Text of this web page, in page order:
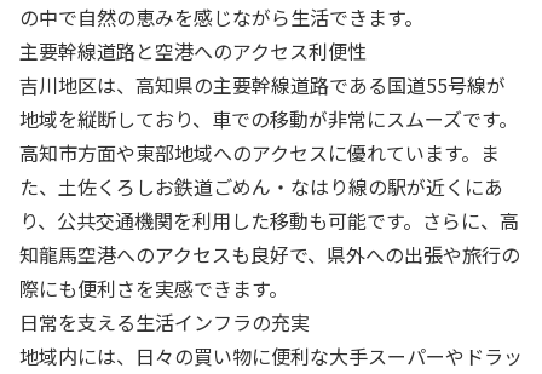
の中で自然の恵みを感じながら生活できます。
主要幹線道路と空港へのアクセス利便性
吉川地区は、高知県の主要幹線道路である国道55号線が
地域を縦断しており、車での移動が非常にスムーズです。
高知市方面や東部地域へのアクセスに優れています。ま
た、土佐くろしお鉄道ごめん・なはり線の駅が近くにあ
り、公共交通機関を利用した移動も可能です。さらに、高
知龍馬空港へのアクセスも良好で、県外への出張や旅行の
際にも便利さを実感できます。
日常を支える生活インフラの充実
地域内には、日々の買い物に便利な大手スーパーやドラッ